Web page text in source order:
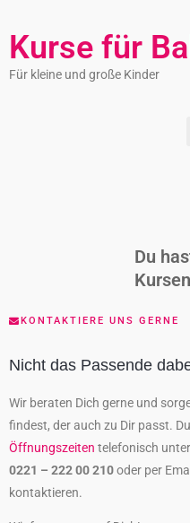
Kurse für
Für kleine und große Kinder
Du
KONTAKTIERE UNS GERNE
Nicht das Passende
Wir beraten Dich gerne und
findest, der auch zu Dir passt.
Öffnungszeiten telefonisch unter
0221 – 222 00 210oder per
kontaktieren.